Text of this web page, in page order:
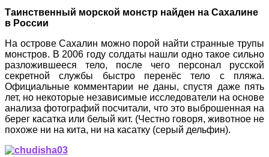
Таинственный морской монстр найден на Сахалине
в России
На острове Сахалин можно порой найти странные трупы
монстров. В 2006 году солдаты нашли одно такое сильно
разложившееся тело, после чего персонал русской
секретной службы быстро перенёс тело с пляжа.
Официальные комментарии не даны, спустя даже пять
лет, но некоторые независимые исследователи на основе
анализа фотографий посчитали, что это выброшенная на
берег касатка или белый кит. (Честно говоря, животное не
похоже ни на кита, ни на касатку (серый дельфин).